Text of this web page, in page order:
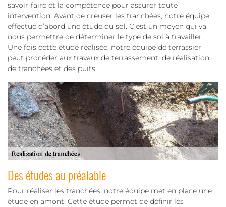
savoir-faire et la compétence pour assurer toute
intervention. Avant de creuser les tranchées, notre équipe
effectue d’abord une étude du sol. C’est un moyen qui va
nous permettre de déterminer le type de sol à travailler.
Une fois cette étude réalisée, notre équipe de terrassier
peut procéder aux travaux de terrassement, de réalisation
de tranchées et des puits.
Des études au préalable
Pour réaliser les tranchées, notre équipe met en place une
étude en amont. Cette étude permet de définir les